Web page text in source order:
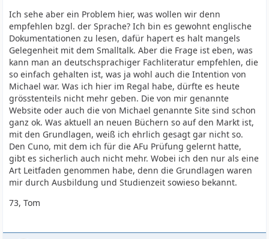
Ich sehe aber ein Problem hier, was wollen wir denn
empfehlen bzgl. der Sprache? Ich bin es gewohnt englische
Dokumentationen zu lesen, dafür hapert es halt mangels
Gelegenheit mit dem Smalltalk. Aber die Frage ist eben, was
kann man an deutschsprachiger Fachliteratur empfehlen, die
so einfach gehalten ist, was ja wohl auch die Intention von
Michael war. Was ich hier im Regal habe, dürfte es heute
grösstenteils nicht mehr geben. Die von mir genannte
Website oder auch die von Michael genannte Site sind schon
ganz ok. Was aktuell an neuen Büchern so auf den Markt ist,
mit den Grundlagen, weiß ich ehrlich gesagt gar nicht so.
Den Cuno, mit dem ich für die AFu Prüfung gelernt hatte,
gibt es sicherlich auch nicht mehr. Wobei ich den nur als eine
Art Leitfaden genommen habe, denn die Grundlagen waren
mir durch Ausbildung und Studienzeit sowieso bekannt.
73, Tom